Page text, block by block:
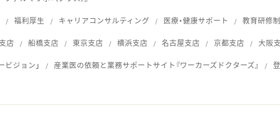
福利厚生 キャリアコンサルティング 医療・健康サポート 教育研修
店 船橋支店 東京支店 横浜支店 名古屋支店 京都支店 大阪
ビジョン」 産業医の依頼と業務サポートサイト『ワーカーズドクターズ』